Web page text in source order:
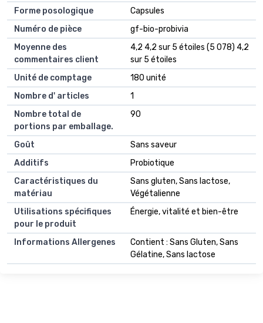
Forme posologique
Capsules
Numéro de pièce
gf-bio-probivia
Moyenne des
commentaires client
4,2 4,2 sur 5 étoiles (5 078) 4,2
sur 5 étoiles
Unité de comptage
180 unité
Nombre d' articles
1
Nombre total de
portions par emballage.
90
Goût
Sans saveur
Additifs
Probiotique
Caractéristiques du
matériau
Sans gluten, Sans lactose,
Végétalienne
Utilisations spécifiques
pour le produit
Énergie, vitalité et bien-être
Informations Allergenes
Contient : Sans Gluten, Sans
Gélatine, Sans lactose